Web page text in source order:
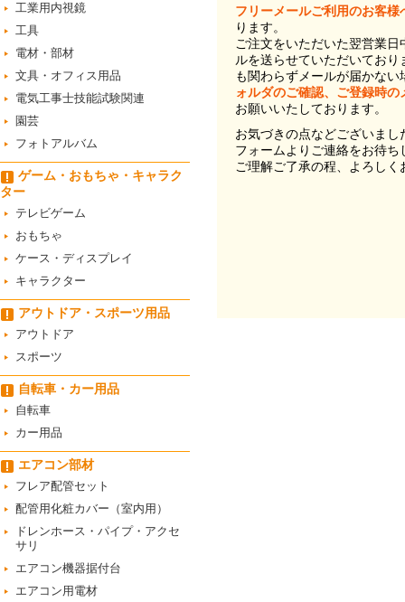
工業用内視鏡
工具
電材・部材
文具・オフィス用品
電気工事士技能試験関連
園芸
フォトアルバム
ゲーム・おもちゃ・キャラク
ター
テレビゲーム
おもちゃ
ケース・ディスプレイ
キャラクター
アウトドア・スポーツ用品
アウトドア
スポーツ
自転車・カー用品
自転車
カー用品
エアコン部材
フレア配管セット
配管用化粧カバー（室内用）
ドレンホース・パイプ・アクセ
サリ
エアコン機器据付台
エアコン用電材
フリーメールご利用のお客様
ります。
ご注文をいただいた翌営業
ルを送らせていただいてお
も関わらずメールが届かない
ォルダのご確認、ご登録時
お願いいたしております。
お気づきの点などございま
フォームよりご連絡をお待ち
ご理解ご了承の程、よろし